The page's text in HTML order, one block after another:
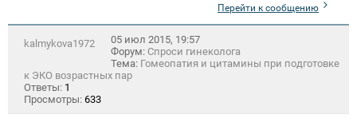
Перейти к сообщению
kalmykova1972
05 июл 2015, 19:57
Форум: Спроси гинеколога
Тема: Гомеопатия и цитамины при подготовке
к ЭКО возрастных пар
Ответы: 1
Просмотры: 633